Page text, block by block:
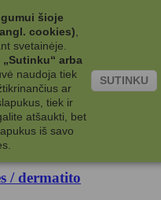
/ dermatito
šioje
cookies)
svetainėje.
arba
naudoja tiek
ar
tiek ir
atšaukti, bet
iš savo
SUTINKU